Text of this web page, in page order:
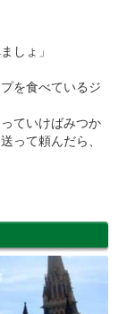
しょ」
を食べているジ
ていけばみつか
って頼んだら、